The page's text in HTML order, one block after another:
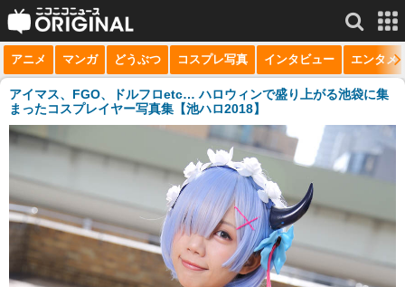
サービス一覧 もっと見る
niconico
生放送
ニュース
チャンネル
マンガ
アニメ マンガ どうぶつ コスプレ写真 インタビュー エンタメ
アイマス、FGO、ドルフロetc… ハロウィンで盛り上がる池袋に集
まったコスプレイヤー写真集【池ハロ2018】